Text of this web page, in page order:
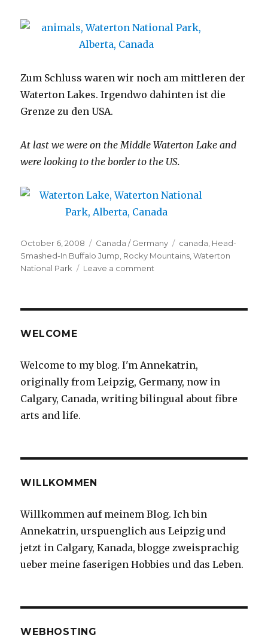
Zum Schluss waren wir noch am mittleren der
Waterton Lakes. Irgendwo dahinten ist die
Grenze zu den USA.
At last we were on the Middle Waterton Lake and
were looking to the border to the US.
Posted
on
October 6, 2008 Categories
Canada / Germany Tags
canada Head-
Smashed-In Buffalo Jump Rocky Mountains ,Waterton
National Park
Leave a comment
National
Park
WELCOME
Welcome to my blog. I'm Annekatrin,
originally from Leipzig, Germany, now in
Calgary, Canada, writing bilingual about fibre
arts and life.
WILLKOMMEN
Willkommen auf meinem Blog. Ich bin
Annekatrin, urspuenglich aus Leipzig und
jetzt in Calgary, Kanada, blogge zweisprachig
ueber meine faserigen Hobbies und das Leben.
WEBHOSTING